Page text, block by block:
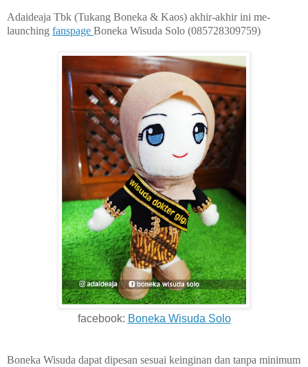
Adaideaja Tbk (Tukang Boneka & Kaos) akhir-akhir ini me-
launching fanspage Boneka Wisuda Solo (085728309759)
facebook: Boneka Wisuda Solo
Boneka Wisuda dapat dipesan sesuai keinginan dan tanpa minimum